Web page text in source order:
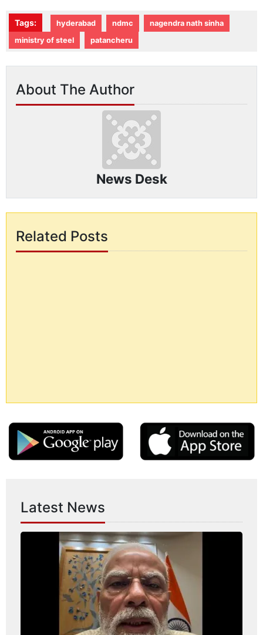
Tags: hyderabad ndmc
nagendra nath sinha
ministry of steel
patancheru
About The Author
News Desk
Related Posts
Latest News